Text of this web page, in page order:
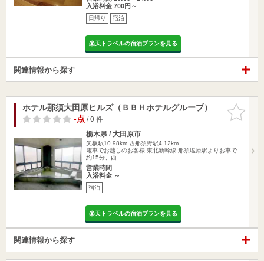
入浴料金 700円～
日帰り 宿泊
楽天トラベルの宿泊プランを見る
関連情報から探す
お気に入
りに追加
ホテル那須大田原ヒルズ（ＢＢＨホテルグループ）
-点/ 0 件
栃木県 / 大田原市
矢板駅10.98km 西那須野駅4.12km
電車でお越しのお客様 東北新幹線 那須塩原駅よりお車で
約15分、西…
営業時間
入浴料金 ～
宿泊
楽天トラベルの宿泊プランを見る
関連情報から探す